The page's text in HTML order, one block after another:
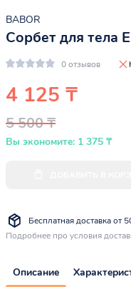
BABOR
Сорбет для тела
0 отзывов
4 125 ₸
5 500 ₸
Вы экономите: 1 375 ₸
Бесплатная доставка от
Подробнее про условия
Описание